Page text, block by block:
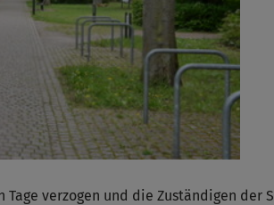
verzogen und die Zuständigen